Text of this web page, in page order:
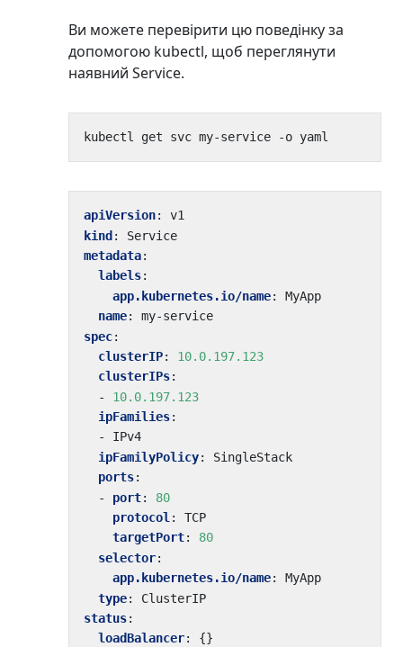
Ви можете перевірити цю поведінку за
допомогою kubectl, щоб переглянути
наявний Service.
apiVersion:
v1
kind:
Service
metadata:
labels:
app.kubernetes.io/name:
MyApp
name:
my-service
spec:
clusterIP:
10.0.197.123
clusterIPs:
- 10.0.197.123
ipFamilies:
- IPv4
ipFamilyPolicy:
SingleStack
ports:
- port:
80
protocol :
TCP
targetPort:
80
selector:
app.kubernetes.io/name:
MyApp
type:
ClusterIP
status:
loadBalancer: {}